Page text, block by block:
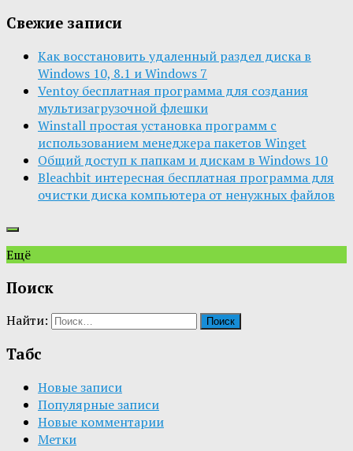
Свежие записи
Как восстановить удаленный раздел диска в
Windows 10, 8.1 и Windows 7
Ventoy бесплатная программа для создания
мультизагрузочной флешки
Winstall простая установка программ с
использованием менеджера пакетов Winget
Общий доступ к папкам и дискам в Windows 10
Bleachbit интересная бесплатная программа для
очистки диска компьютера от ненужных файлов
Ещё
Поиск
Найти:
Табс
Новые записи
Популярные записи
Новые комментарии
Метки